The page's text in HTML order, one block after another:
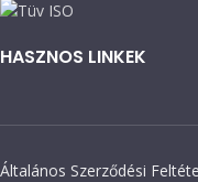
HASZNOS LINKEK
Általános Szerződési